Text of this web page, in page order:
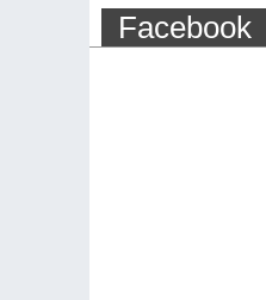
Facebook